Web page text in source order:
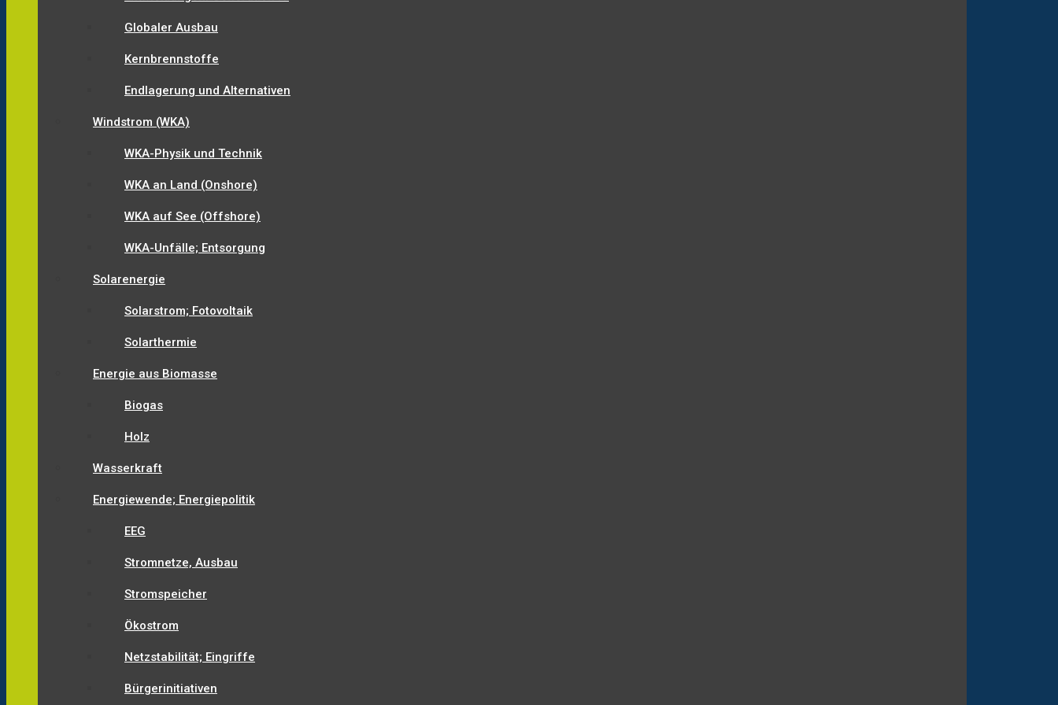
Globaler Ausbau
Kernbrennstoffe
Endlagerung und Alternativen
Windstrom (WKA)
WKA-Physik und Technik
WKA an Land (Onshore)
WKA auf See (Offshore)
WKA-Unfälle; Entsorgung
Solarenergie
Solarstrom; Fotovoltaik
Solarthermie
Energie aus Biomasse
Biogas
Holz
Wasserkraft
Energiewende; Energiepolitik
EEG
Stromnetze, Ausbau
Stromspeicher
Ökostrom
Netzstabilität; Eingriffe
Bürgerinitiativen